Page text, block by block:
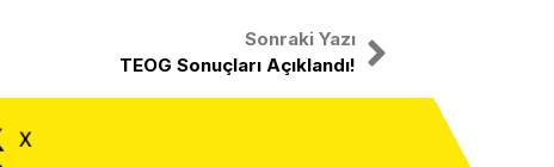
Sonraki Yazı
TEOG Sonuçları Açıklandı!
X